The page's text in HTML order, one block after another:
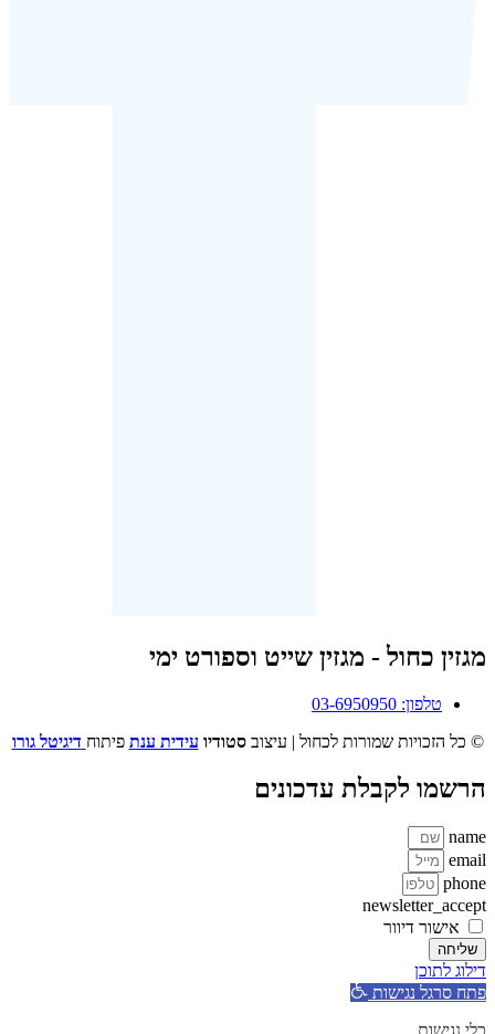
מגזין כחול - מגזין שייט וספורט ימי
טלפון: 03-6950950
© כל הזכויות שמורות לכחול | עיצובסטודיו עידית ענת פיתוח דיגיטל גורו
הרשמו לקבלת עדכונים
name
email
phone
newsletter_accept
אישור דיוור
שליחה
דילוג לתוכן
פתח סרגל נגישות
כלי נגישות